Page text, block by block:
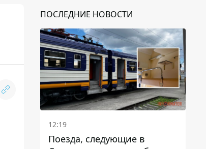
ПОСЛЕДНИЕ НОВОСТИ
12:19
Поезда, следующие в